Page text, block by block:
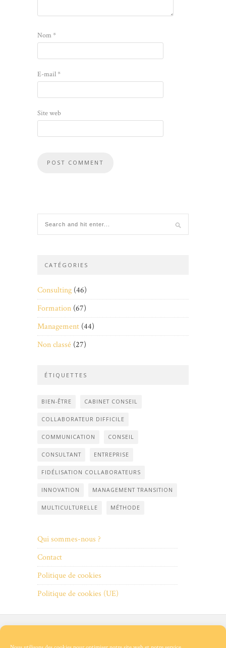
Nom*
E-mail*
Site web
CATÉGORIES
Consulting (46)
Formation (67)
Management (44)
Non classé (27)
ÉTIQUETTES
BIEN-ÊTRE CABINET CONSEIL
COLLABORATEUR DIFFICILE
COMMUNICATION CONSEIL
CONSULTANT ENTREPRISE
FIDÉLISATION COLLABORATEURS
INNOVATION MANAGEMENT TRANSITION
MULTICULTURELLE MÉTHODE
Qui sommes-nous ?
Contact
Politique de cookies
Politique de cookies (UE)
sommes-
de
de